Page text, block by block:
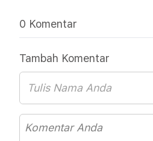
0 Komentar
Tambah Komentar